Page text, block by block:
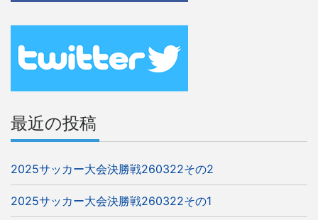
シ
ョ
ン
最近の投稿
2025サッカー大会決勝戦260322その2
2025サッカー大会決勝戦260322その1